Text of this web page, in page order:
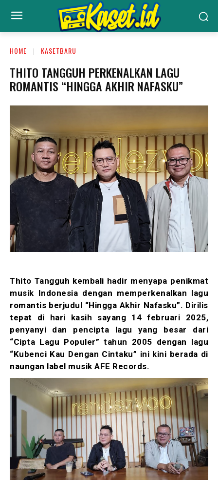
HOME KASETBARU
THITO TANGGUH PERKENALKAN LAGU
ROMANTIS “HINGGA AKHIR NAFASKU”
Thito Tangguh kembali hadir menyapa penikmat
musik Indonesia dengan memperkenalkan lagu
romantis berjudul “Hingga Akhir Nafasku”. Dirilis
tepat di hari kasih sayang 14 februari 2025,
penyanyi dan pencipta lagu yang besar dari
“Cipta Lagu Populer” tahun 2005 dengan lagu
“Kubenci Kau Dengan Cintaku” ini kini berada di
naungan label musik AFE Records.